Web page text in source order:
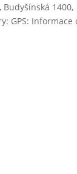
1400,
GPS: Informace